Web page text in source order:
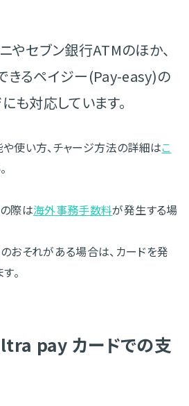
やセブン銀行ATMのほか、
きるペイジー(Pay-easy)の
も対応しています。
使い方、チャージ方法の詳細はこ
際は海外事務手数料が発生する場
それがある場合は、カードを発
。
pay カードでの支